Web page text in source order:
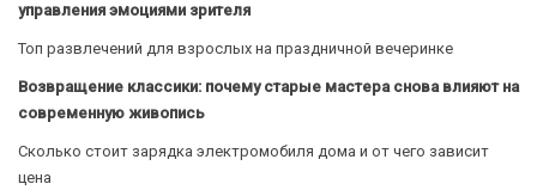
управления эмоциями зрителя
Топ развлечений для взрослых на праздничной вечеринке
Возвращение классики: почему старые мастера снова влияют на
современную живопись
Сколько стоит зарядка электромобиля дома и от чего зависит
цена